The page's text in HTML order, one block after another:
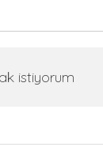
istiyorum